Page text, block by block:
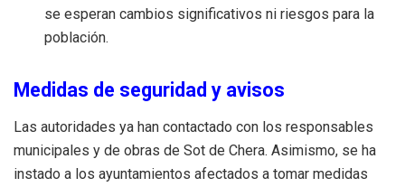
se esperan cambios significativos ni riesgos para la
población.
Medidas de seguridad y avisos
Las autoridades ya han contactado con los responsables
municipales y de obras de Sot de Chera. Asimismo, se ha
instado a los ayuntamientos afectados a tomar medidas